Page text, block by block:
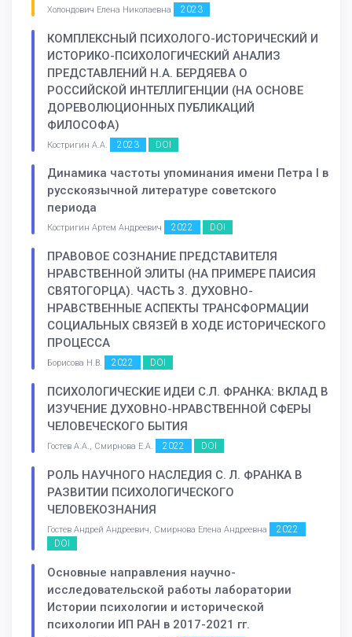
Холондович Елена Николаевна 2023
КОМПЛЕКСНЫЙ ПСИХОЛОГО-ИСТОРИЧЕСКИЙ И
ИСТОРИКО-ПСИХОЛОГИЧЕСКИЙ АНАЛИЗ
ПРЕДСТАВЛЕНИЙ Н.А. БЕРДЯЕВА О
РОССИЙСКОЙ ИНТЕЛЛИГЕНЦИИ (НА ОСНОВЕ
ДОРЕВОЛЮЦИОННЫХ ПУБЛИКАЦИЙ
ФИЛОСОФА)
Костригин А.А. 2023 DOI
Динамика частоты упоминания имени Петра I в
русскоязычной литературе советского
периода
Костригин Артем Андреевич 2022 DOI
ПРАВОВОЕ СОЗНАНИЕ ПРЕДСТАВИТЕЛЯ
НРАВСТВЕННОЙ ЭЛИТЫ (НА ПРИМЕРЕ ПАИСИЯ
СВЯТОГОРЦА). ЧАСТЬ 3. ДУХОВНО-
НРАВСТВЕННЫЕ АСПЕКТЫ ТРАНСФОРМАЦИИ
СОЦИАЛЬНЫХ СВЯЗЕЙ В ХОДЕ ИСТОРИЧЕСКОГО
ПРОЦЕССА
Борисова Н.В. 2022 DOI
ПСИХОЛОГИЧЕСКИЕ ИДЕИ С.Л. ФРАНКА: ВКЛАД B
ИЗУЧЕНИЕ ДУХОВНО-НРАВСТВЕННОЙ СФЕРЫ
ЧЕЛОВЕЧЕСКОГО БЫТИЯ
Гостев А.А., Смирнова Е.А. 2022 DOI
РОЛЬ НАУЧНОГО НАСЛЕДИЯ С. Л. ФРАНКА В
РАЗВИТИИ ПСИХОЛОГИЧЕСКОГО
ЧЕЛОВЕКОЗНАНИЯ
Гостев Андрей Андреевич, Смирнова Елена Андреевна
2022
DOI
Основные направления научно-
исследовательской работы лаборатории
Истории психологии и исторической
психологии ИП РАН в 2017-2021 гг.